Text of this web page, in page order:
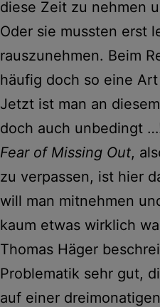
diese Zeit zu nehmen
Oder sie mussten erst
rauszunehmen. Beim
häufig doch so eine
Jetzt ist man an
doch auch unbedingt
Fear of Missing Out,
zu verpassen, ist hier
will man mitnehmen
kaum etwas wirklich
Thomas Häger
Problematik sehr gut,
auf einer